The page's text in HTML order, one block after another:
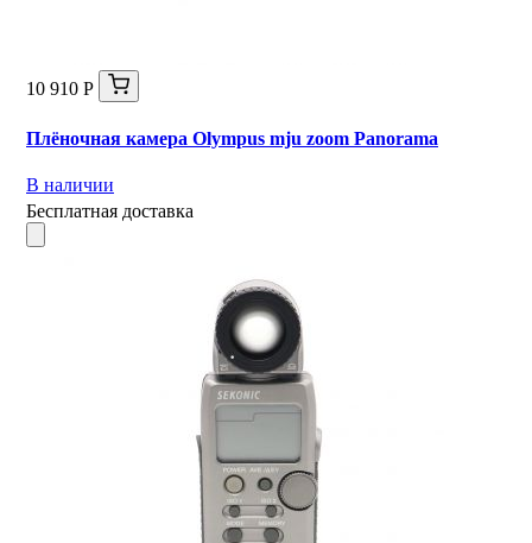
10 910 Р
Плёночная камера Olympus mju zoom Panorama
В наличии
Бесплатная доставка